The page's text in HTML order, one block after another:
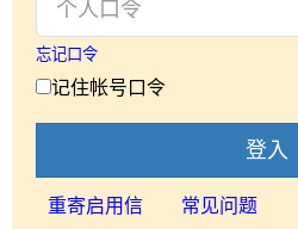
忘记口令
记住帐号口令
登入
重寄启用信 常见问题